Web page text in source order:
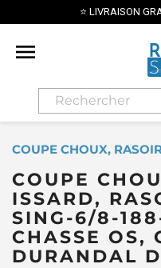
⭐ LIVRAISON GRATUITE

COUPE CHOUX,
COUPE
ISSARD,
SING-6/8-
CHASSE OS,
DURANDAL